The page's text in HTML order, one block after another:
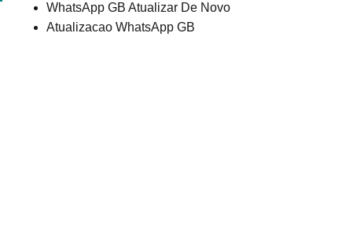
WhatsApp GB Atualizar De Novo
Atualizacao WhatsApp GB